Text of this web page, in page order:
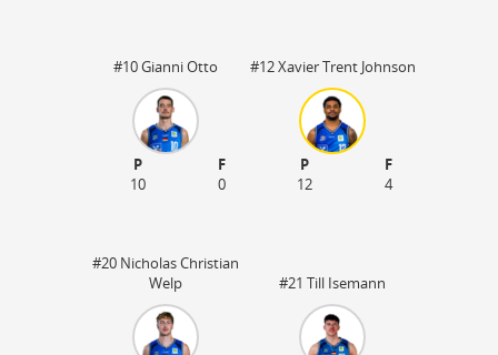
#10 Gianni Otto
P
F
10
0
#12 Xavier Trent Johnson
P
F
12
4
#20 Nicholas Christian
Welp
#21 Till Isemann